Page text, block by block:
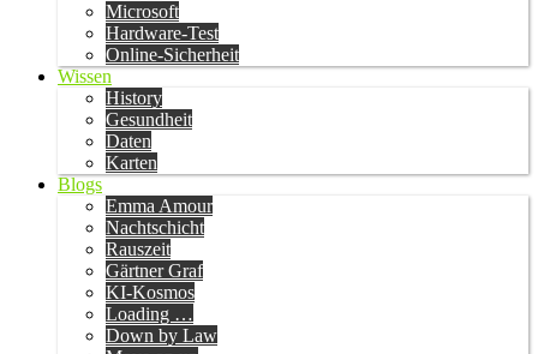
Microsoft
Hardware-Test
Online-Sicherheit
Wissen
History
Gesundheit
Daten
Karten
Blogs
Emma Amour
Nachtschicht
Rauszeit
Gärtner Graf
KI-Kosmos
Loading …
Down by Law